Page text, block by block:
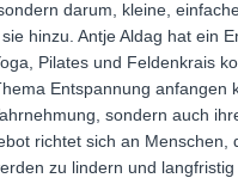
darum, kleine,
hinzu. Antje Aldag hat ein
Pilates und Feldenkrais
Entspannung anfangen
sondern auch
richtet sich an
zu lindern und